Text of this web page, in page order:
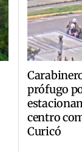
prófugo
centro
Curicó